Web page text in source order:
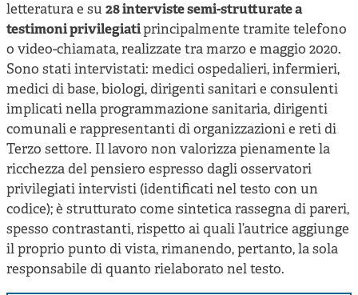
letteratura e su 28 interviste semi-strutturate a
testimoni privilegiatiprincipalmente tramite telefono
o video-chiamata, realizzate tra marzo e maggio 2020.
Sono stati intervistati: medici ospedalieri, infermieri,
medici di base, biologi, dirigenti sanitari e consulenti
implicati nella programmazione sanitaria, dirigenti
comunali e rappresentanti di organizzazioni e reti di
Terzo settore. Il lavoro non valorizza pienamente la
ricchezza del pensiero espresso dagli osservatori
privilegiati intervisti (identificati nel testo con un
codice); è strutturato come sintetica rassegna di pareri,
spesso contrastanti, rispetto ai quali l’autrice aggiunge
il proprio punto di vista, rimanendo, pertanto, la sola
responsabile di quanto rielaborato nel testo.